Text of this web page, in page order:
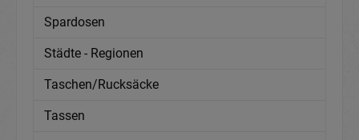
Spardosen
Städte - Regionen
Taschen/Rucksäcke
Tassen